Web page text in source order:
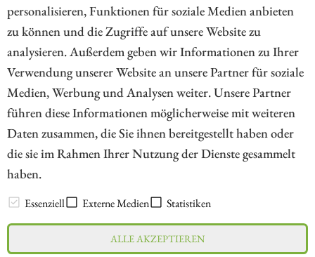
personalisieren, Funktionen für soziale Medien anbieten
zu können und die Zugriffe auf unsere Website zu
analysieren. Außerdem geben wir Informationen zu Ihrer
Verwendung unserer Website an unsere Partner für soziale
Medien, Werbung und Analysen weiter. Unsere Partner
führen diese Informationen möglicherweise mit weiteren
Daten zusammen, die Sie ihnen bereitgestellt haben oder
die sie im Rahmen Ihrer Nutzung der Dienste gesammelt
haben.
Essenziell Externe Medien Statistiken
ALLE AKZEPTIEREN
ZUM KOMMENTAR
// kapitalerhoehungen.de - © 2026 - Die Informationsplattform für
Investoren und Unternehmen rund um Kapitalerhöhung, Kapitalmarkt
und Unternehmensfinanzierung
LEXIKON